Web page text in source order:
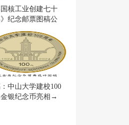
国核工业创建七十
纪念邮票图稿公
中山大学建校100
银纪念币亮相→